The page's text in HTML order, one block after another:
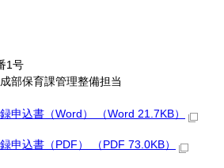
1号
部保育課管理整備担当
申込書（Word） （Word 21.7KB）
申込書（PDF） （PDF 73.0KB）